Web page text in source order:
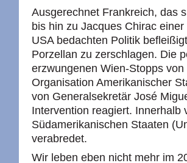
Ausgerechnet Frankreich, das
bis hin zu Jacques Chirac
USA bedachten Politik
Porzellan zu zerschlagen. Die
erzwungenen Wien-Stopps
Organisation Amerikanischer
von Generalsekretär José
Intervention reagiert. Innerhalb
Südamerikanischen Staaten
verabredet.
Wir leben eben nicht mehr im